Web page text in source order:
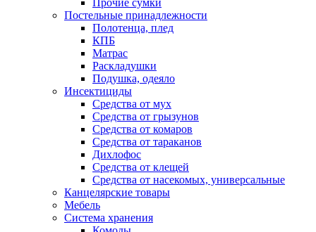
Прочие сумки
Постельные принадлежности
Полотенца, плед
КПБ
Матрас
Раскладушки
Подушка, одеяло
Инсектициды
Средства от мух
Средства от грызунов
Средства от комаров
Средства от тараканов
Дихлофос
Средства от клещей
Средства от насекомых, универсальные
Канцелярские товары
Мебель
Система хранения